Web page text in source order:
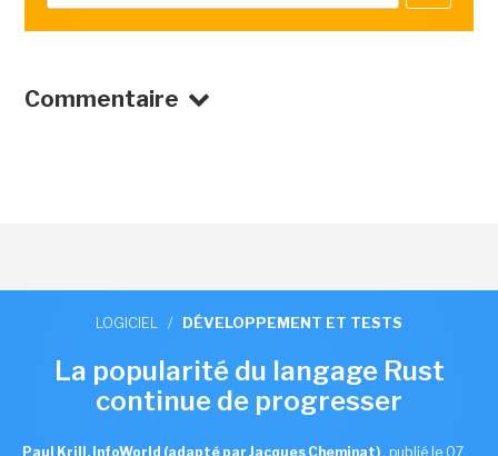
Commentaire
LOGICIEL / DÉVELOPPEMENT ET TESTS
La popularité du langage Rust
continue de progresser
Paul Krill, InfoWorld (adapté par Jacques Cheminat) , publié le 07